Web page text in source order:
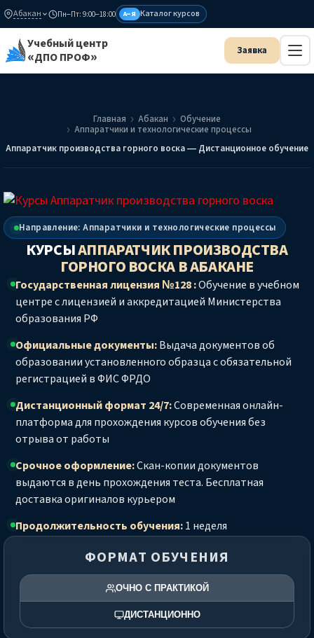
Абакан Пн–Пт: 9:00–18:00 А–Я Каталог курсов
Учебный центр
«ДПО ПРОФ»
Главная Абакан
Обучение
Аппаратчики и технологические процессы
Аппаратчик производства горного воска — Дистанционное обучение
Направление: Аппаратчики и технологические процессы
КУРСЫАППАРАТЧИК ПРОИЗВОДСТВА
ГОРНОГО ВОСКАВ АБАКАНЕ
Государственная лицензия №128 :Обучение в учебном
центре с лицензией и аккредитацией Министерства
образования РФ
Официальные документы:Выдача документов об
образовании установленного образца с обязательной
регистрацией в ФИС ФРДО
Дистанционный формат 24/7:Современная онлайн-
платформа для прохождения курсов обучения без
отрыва от работы
Срочное оформление:Скан-копии документов
выдаются в день прохождения теста. Бесплатная
доставка оригиналов курьером
Продолжительность обучения:1 неделя
ФОРМАТ ОБУЧЕНИЯ
ОЧНО С ПРАКТИКОЙ
ДИСТАНЦИОННО